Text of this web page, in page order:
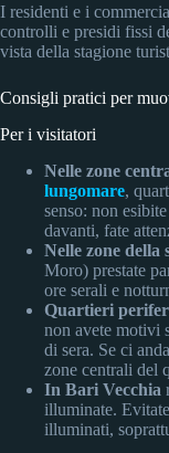
I residenti e i
controlli e presidi fissi
vista della stagione
Consigli pratici per
Per i visitatori
Nelle zone
lungomare,
senso: non
davanti, fate
Nelle zone della
Moro) prestate
ore serali e
Quartieri
non avete motivi
di sera. Se ci
zone centrali del
In Bari Vecchia
illuminate.
illuminati,